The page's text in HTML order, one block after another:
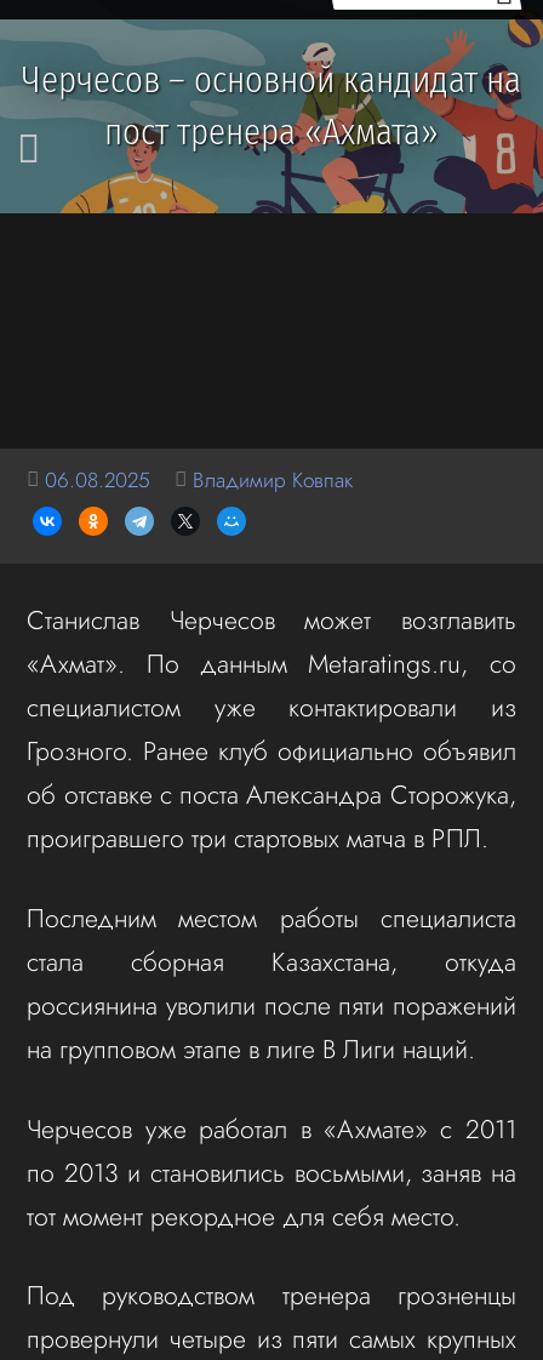
Черчесов – основной кандидат на
пост тренера «Ахмата»
06.08.2025 Владимир Ковпак
Станислав Черчесов может возглавить
«Ахмат». По данным Metaratings.ru, со
специалистом уже контактировали из
Грозного. Ранее клуб официально объявил
об отставке с поста Александра Сторожука,
проигравшего три стартовых матча в РПЛ.
Последним местом работы специалиста
стала сборная Казахстана, откуда
россиянина уволили после пяти поражений
на групповом этапе в лиге B Лиги наций.
Черчесов уже работал в «Ахмате» с 2011
по 2013 и становились восьмыми, заняв на
тот момент рекордное для себя место.
Под руководством тренера грозненцы
провернули четыре из пяти самых крупных